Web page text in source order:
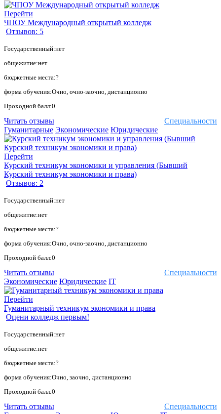
Перейти
ЧПОУ Международный открытый колледж
Отзывов: 5
Государственный:нет
общежитие:нет
бюджетные места:?
форма обучения:Очно, очно-заочно, дистанционно
Проходной балл:0
Специальности
Читать отзывы
Гуманитарные Экономические Юридические
Перейти
Курский техникум экономики и управления (Бывший
Курский техникум экономики и права)
Отзывов: 2
Государственный:нет
общежитие:нет
бюджетные места:?
форма обучения:Очно, очно-заочно, дистанционно
Проходной балл:0
Специальности
Читать отзывы
Экономические Юридические IT
Перейти
Гуманитарный техникум экономики и права
Оцени колледж первым!
Государственный:нет
общежитие:нет
бюджетные места:?
форма обучения:Очно, заочно, дистанционно
Проходной балл:0
Специальности
Читать отзывы